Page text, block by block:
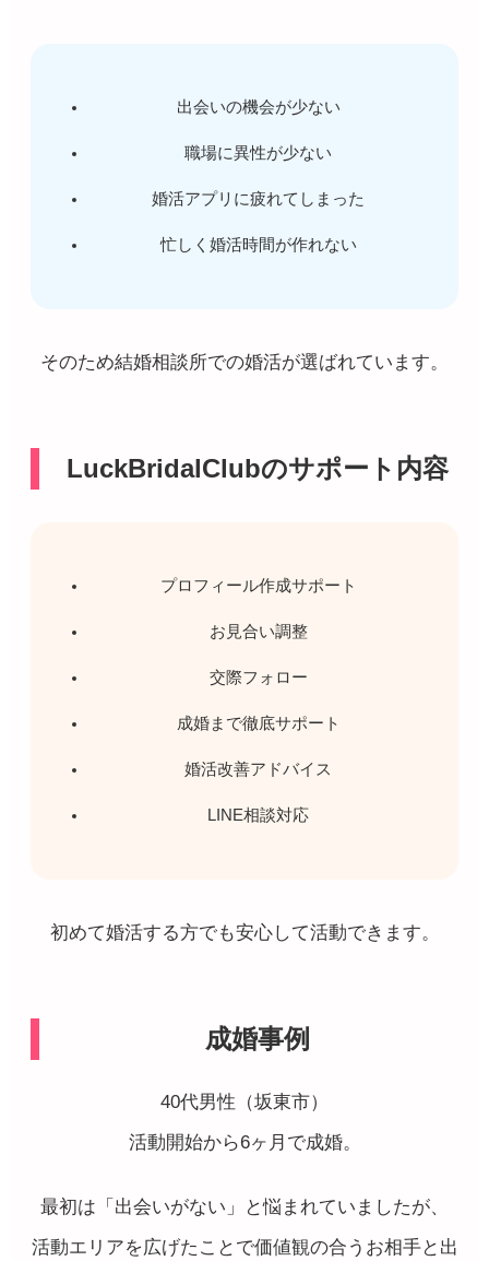
出会いの機会が少ない
職場に異性が少ない
婚活アプリに疲れてしまった
忙しく婚活時間が作れない
そのため結婚相談所での婚活が選ばれています。
LuckBridalClubのサポート内容
プロフィール作成サポート
お見合い調整
交際フォロー
成婚まで徹底サポート
婚活改善アドバイス
LINE相談対応
初めて婚活する方でも安心して活動できます。
成婚事例
40代男性（坂東市）
活動開始から6ヶ月で成婚。
最初は「出会いがない」と悩まれていましたが、
活動エリアを広げたことで価値観の合うお相手と出